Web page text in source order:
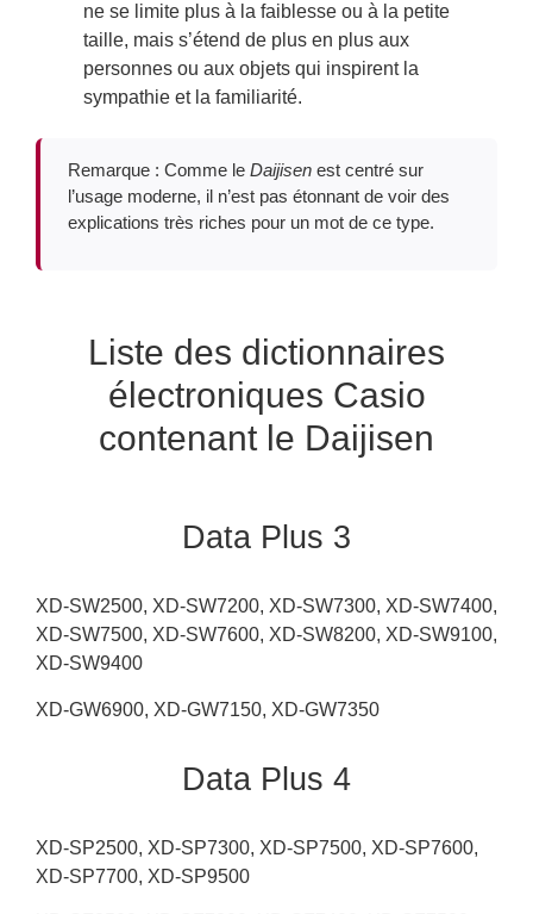
ne se limite plus à la faiblesse ou à la petite
taille, mais s’étend de plus en plus aux
personnes ou aux objets qui inspirent la
sympathie et la familiarité.
Remarque : Comme le Daijisenest centré sur
l’usage moderne, il n’est pas étonnant de voir des
explications très riches pour un mot de ce type.
Liste des dictionnaires
électroniques Casio
contenant le Daijisen
Data Plus 3
XD-SW2500, XD-SW7200, XD-SW7300, XD-SW7400,
XD-SW7500, XD-SW7600, XD-SW8200, XD-SW9100,
XD-SW9400
XD-GW6900, XD-GW7150, XD-GW7350
Data Plus 4
XD-SP2500, XD-SP7300, XD-SP7500, XD-SP7600,
XD-SP7700, XD-SP9500